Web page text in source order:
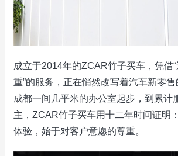
成立于2014年的ZCAR竹子买车，凭借
重”的服务，正在悄然改写着汽车新零
成都一间几平米的办公室起步，到累计
主，ZCAR竹子买车用十二年时间证明
体验，始于对客户意愿的尊重。